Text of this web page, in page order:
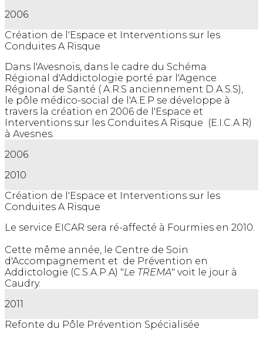
2006
Création de l'Espace et Interventions sur les
Conduites A Risque
Dans l'Avesnois, dans le cadre du Schéma
Régional d'Addictologie porté par l'Agence
Régional de Santé ( A.R.S anciennement D.A.S.S),
le pôle médico-social de l'A.E.P se développe à
travers la création en 2006 de l'Espace et
Interventions sur les Conduites A Risque (E.I.C.A.R)
à Avesnes.
2006
2010
Création de l'Espace et Interventions sur les
Conduites A Risque
Le service EICAR sera ré-affecté à Fourmies en 2010.
Cette même année, le Centre de Soin
d'Accompagnement et de Prévention en
Addictologie (C.S.A.P.A) "Le TREMA" voit le jour à
Caudry.
2011
Refonte du Pôle Prévention Spécialisée